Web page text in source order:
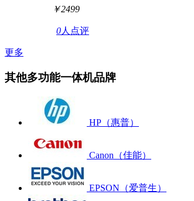
￥2499
0人点评
更多
其他多功能一体机品牌
HP（惠普）
Canon（佳能）
EPSON（爱普生）